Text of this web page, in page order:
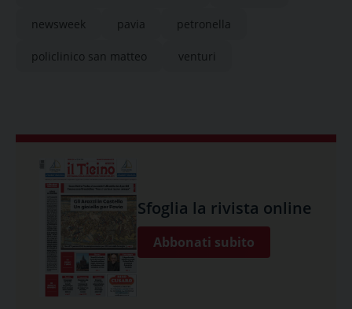
newsweek pavia petronella
policlinico san matteo venturi
Sfoglia la rivista online
Abbonati subito